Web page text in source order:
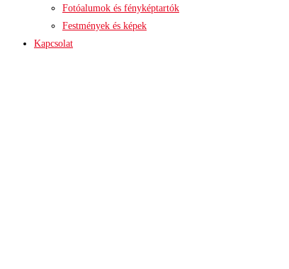
Fotóalumok és fényképtartók
Festmények és képek
Kapcsolat